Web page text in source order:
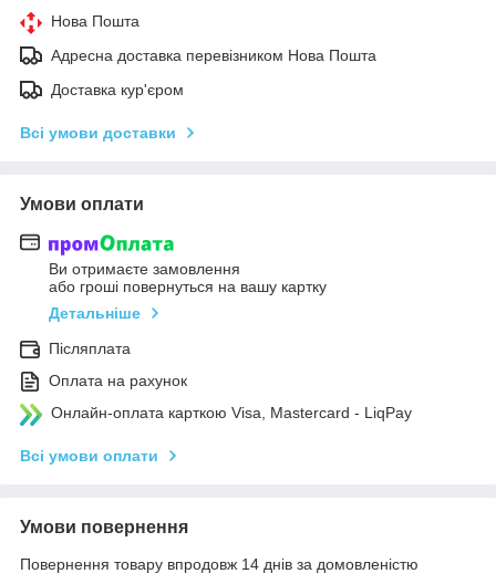
Нова Пошта
Адресна доставка перевізником Нова Пошта
Доставка кур'єром
Всі умови доставки
Умови оплати
Ви отримаєте замовлення
або гроші повернуться на вашу картку
Детальніше
Післяплата
Оплата на рахунок
Онлайн-оплата карткою Visa, Mastercard - LiqPay
Всі умови оплати
Умови повернення
Повернення товару впродовж 14 днів за домовленістю